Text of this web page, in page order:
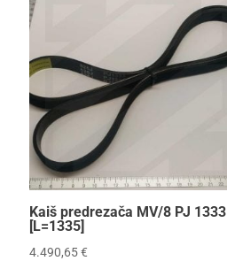
Kaiš predrezača MV/8 PJ 1333
[L=1335]
4.490,65€